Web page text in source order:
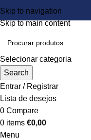
Skip to navigation
Skip to main content
Selecionar categoria
Search
Entrar / Registrar
Lista de desejos
0 Compare
0 items €0,00
Menu